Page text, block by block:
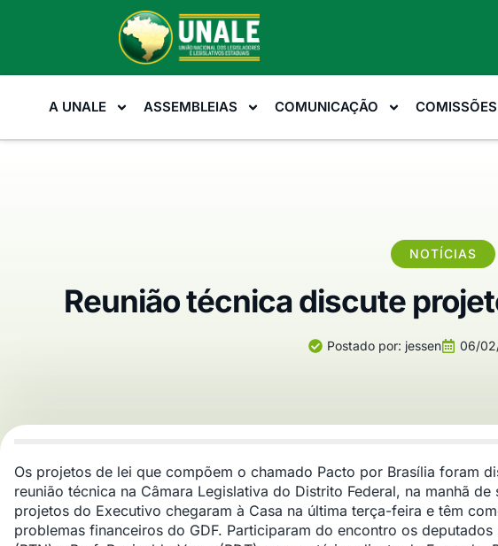
A UNALE ASSEMBLEIAS COMUNICAÇÃO
NOTÍCIAS
Reunião técnica discute
Postado por: jessen 06/
Os projetos de lei que compõem o chamado Pacto por Brasília foram
reunião técnica na Câmara Legislativa do Distrito Federal, na manhã
projetos do Executivo chegaram à Casa na última terça-feira e têm
problemas financeiros do GDF. Participaram do encontro os deputados